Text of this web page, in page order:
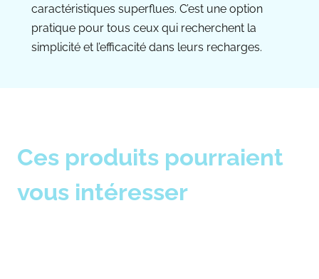
caractéristiques superflues. C’est une option
pratique pour tous ceux qui recherchent la
simplicité et l’efficacité dans leurs recharges.
Ces produits pourraient
vous intéresser